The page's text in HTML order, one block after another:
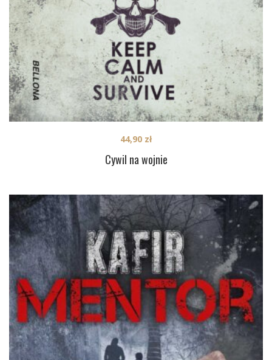
Cywil na wojnie
44,90 zł